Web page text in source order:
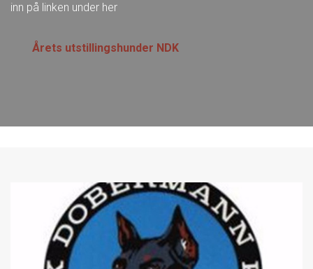
inn på linken under her
Årets utstillingshunder NDK